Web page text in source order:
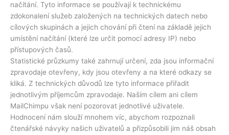
načítání. Tyto informace se používají k technickému
zdokonalení služeb založených na technických datech nebo
cílových skupinách a jejich chování při čtení na základě jejich
umístění načítání (které lze určit pomocí adresy IP) nebo
přístupových časů.
Statistické průzkumy také zahrnují určení, zda jsou informační
zpravodaje otevřeny, kdy jsou otevřeny a na které odkazy se
kliká. Z technických důvodů lze tyto informace přiřadit
jednotlivým příjemcům zpravodaje. Naším cílem ani cílem
MailChimpu však není pozorovat jednotlivé uživatele.
Hodnocení nám slouží mnohem víc, abychom rozpoznali
čtenářské návyky našich uživatelů a přizpůsobili jim náš obsah